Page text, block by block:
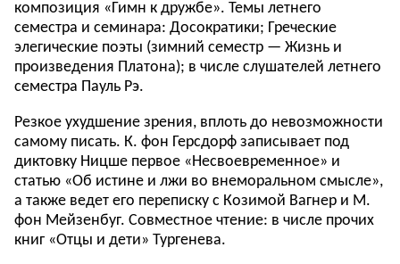
композиция «Гимн к дружбе». Темы летнего
семестра и семинара: Досократики; Греческие
элегические поэты (зимний семестр — Жизнь и
произведения Платона); в числе слушателей летнего
семестра Пауль Рэ.
Резкое ухудшение зрения, вплоть до невозможности
самому писать. К. фон Герсдорф записывает под
диктовку Ницше первое «Несвоевременное» и
статью «Об истине и лжи во внеморальном смысле»,
а также ведет его переписку с Козимой Вагнер и М.
фон Мейзенбуг. Совместное чтение: в числе прочих
книг «Отцы и дети» Тургенева.